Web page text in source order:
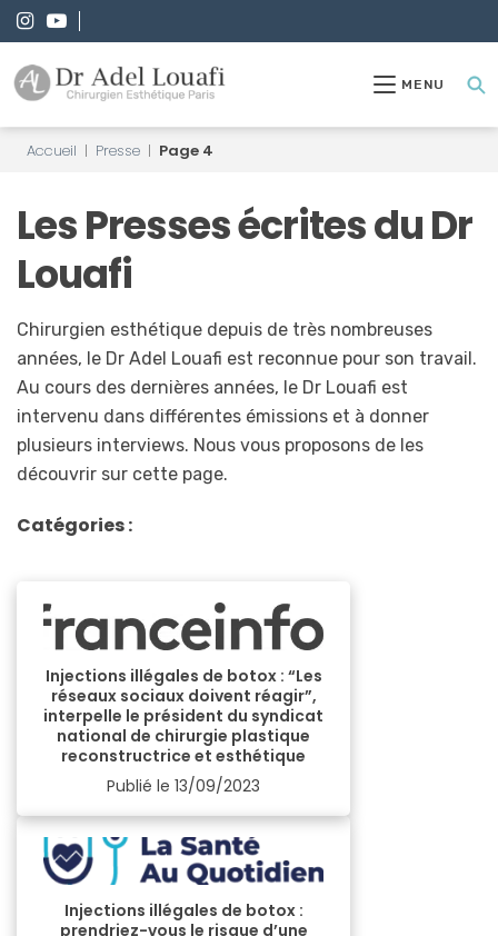
MENU
Accueil | Presse | Page 4
Les Presses écrites du Dr
Louafi
Chirurgien esthétique depuis de très nombreuses
années, le Dr Adel Louafi est reconnue pour son travail.
Au cours des dernières années, le Dr Louafi est
intervenu dans différentes émissions et à donner
plusieurs interviews. Nous vous proposons de les
découvrir sur cette page.
Catégories :
Injections illégales de botox : “Les
réseaux sociaux doivent réagir”,
interpelle le président du syndicat
national de chirurgie plastique
reconstructrice et esthétique
Publié le 13/09/2023
Injections illégales de botox :
prendriez-vous le risque d’une